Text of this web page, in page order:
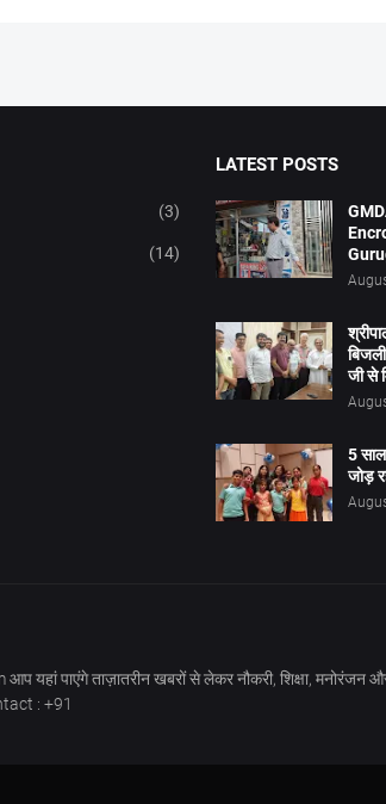
(3)
(14)
LATEST POSTS
जी से
5
जोड़
यहां पाएंगे ताज़ातरीन खबरों से लेकर नौकरी, शिक्षा, मनोरंजन
: +91